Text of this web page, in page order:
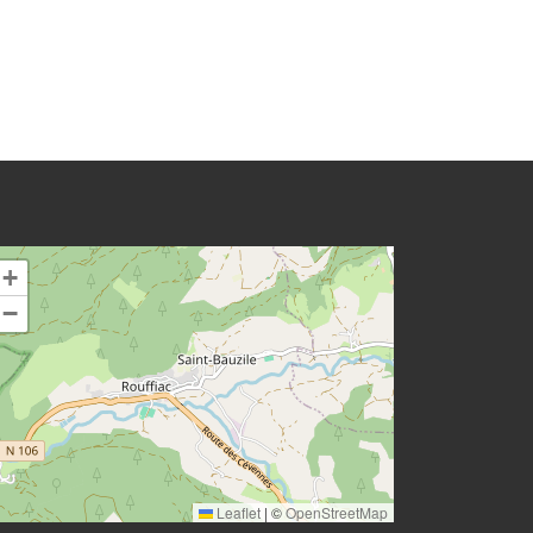
+
−
Leaflet | ©OpenStreetMap